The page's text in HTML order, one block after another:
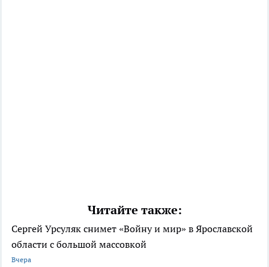
Читайте также:
Сергей Урсуляк снимет «Войну и мир» в Ярославской
области с большой массовкой
Вчера